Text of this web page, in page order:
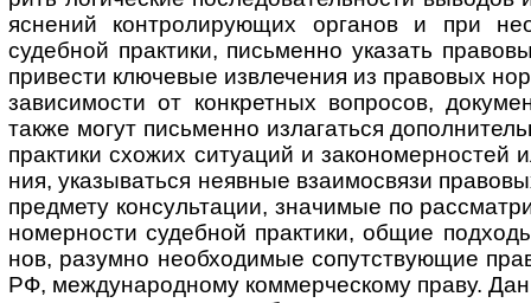
яс­не­ний конт­ро­ли­рую­щих орга­нов и при
судеб­ной прак­тики, пись­менно ука­зать
при­ве­сти клю­че­вые извле­че­ния из пра­во­вых
зави­си­мо­сти от кон­к­рет­ных воп­ро­сов,
также могут пись­менно изла­га­ться
прак­тики схо­жих ситу­а­ций и
ния, ука­зы­ва­ться неяв­ные вза­и­мо­связи
пред­мету кон­суль­та­ции, зна­чи­мые по
но­мер­но­сти судеб­ной прак­тики, общие
нов, разу­мно необ­хо­ди­мые сопут­ст­вую­щие
РФ, меж­ду­на­род­ному ком­мер­чес­кому праву.